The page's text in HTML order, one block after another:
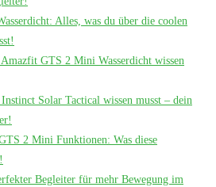
Alles, was du über die coolen
GTS 2 Mini Wasserdicht wissen
Solar Tactical wissen musst – dein
2 Mini Funktionen: Was diese
Begleiter für mehr Bewegung im